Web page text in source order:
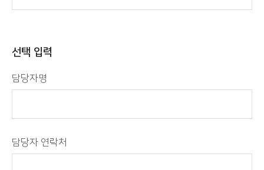
선택 입력
담당자명
담당자 연락처